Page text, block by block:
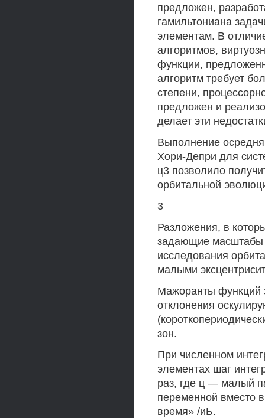
предложен,
гамильтониана
элементам. В
алгоритмов,
функции,
алгоритм требует
степени,
предложен и
делает эти
Выполнение
Хори-Депри для
ц3 позволило
орбитальной
3
Разложения, в
задающие масштабы
исследования
малыми
Мажоранты функций
отклонения
зон.
При численном
элементах шаг
раз, где ц — малый
переменной вместо
время» /иЬ.